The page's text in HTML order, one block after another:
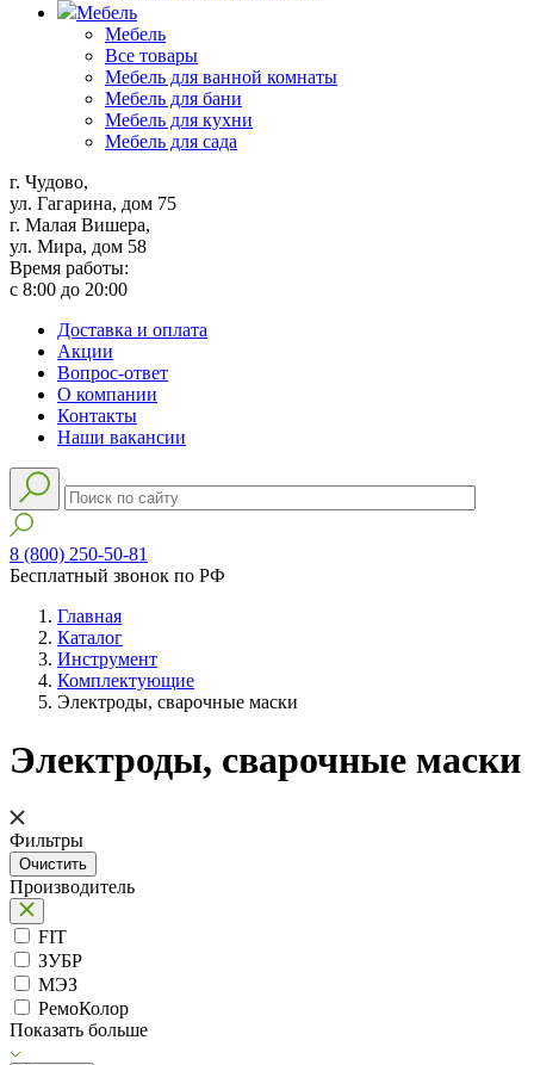
Мебель
Мебель
Все товары
Мебель для ванной комнаты
Мебель для бани
Мебель для кухни
Мебель для сада
г. Чудово,
ул. Гагарина, дом 75
г. Малая Вишера,
ул. Мира, дом 58
Время работы:
с 8:00 до 20:00
Доставка и оплата
Акции
Вопрос-ответ
О компании
Контакты
Наши вакансии
8 (800) 250-50-81
Бесплатный звонок по РФ
Главная
Каталог
Инструмент
Комплектующие
Электроды, сварочные маски
Электроды, сварочные маски
Фильтры
Производитель
FIT
ЗУБР
МЭЗ
РемоКолор
Показать больше